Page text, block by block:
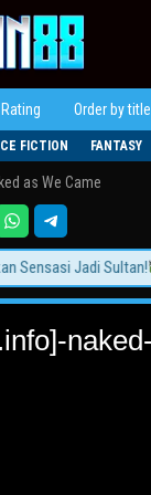
Order by title
FICTION FANTASY
as We Came
Jadi Sultan!